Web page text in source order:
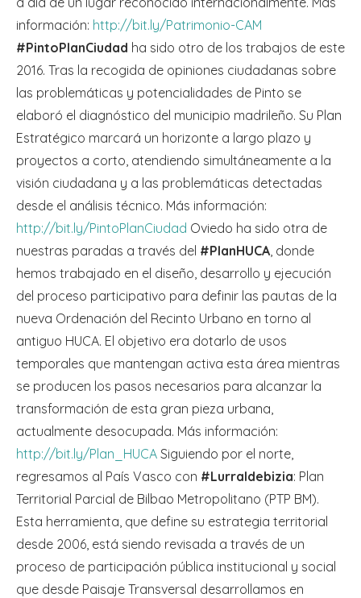
información: http://bit.ly/Patrimonio-CAM
#PintoPlanCiudad ha sido otro de los trabajos de este
2016. Tras la recogida de opiniones ciudadanas sobre
las problemáticas y potencialidades de Pinto se
elaboró el diagnóstico del municipio madrileño. Su Plan
Estratégico marcará un horizonte a largo plazo y
proyectos a corto, atendiendo simultáneamente a la
visión ciudadana y a las problemáticas detectadas
desde el análisis técnico. Más información:
http://bit.ly/PintoPlanCiudad Oviedo ha sido otra de
nuestras paradas a través del #PlanHUCA , donde
hemos trabajado en el diseño, desarrollo y ejecución
del proceso participativo para definir las pautas de la
nueva Ordenación del Recinto Urbano en torno al
antiguo HUCA. El objetivo era dotarlo de usos
temporales que mantengan activa esta área mientras
se producen los pasos necesarios para alcanzar la
transformación de esta gran pieza urbana,
actualmente desocupada. Más información:
http://bit.ly/Plan_HUCA Siguiendo por el norte,
regresamos al País Vasco con #Lurraldebizia: Plan
Territorial Parcial de Bilbao Metropolitano (PTP BM).
Esta herramienta, que define su estrategia territorial
desde 2006, está siendo revisada a través de un
proceso de participación pública institucional y social
que desde Paisaje Transversal desarrollamos en